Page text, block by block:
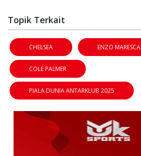
Topik Terkait
CHELSEA ENZO MARESCA
COLE PALMER
PIALA DUNIA ANTARKLUB 2025